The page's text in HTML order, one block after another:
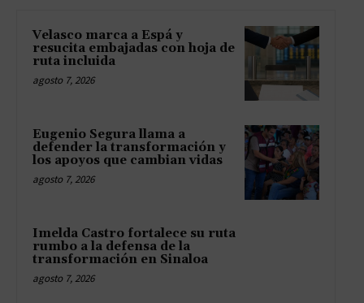
Velasco marca a Espá y
resucita embajadas con hoja de
ruta incluida
agosto 7, 2026
Eugenio Segura llama a
defender la transformación y
los apoyos que cambian vidas
agosto 7, 2026
Imelda Castro fortalece su ruta
rumbo a la defensa de la
transformación en Sinaloa
agosto 7, 2026